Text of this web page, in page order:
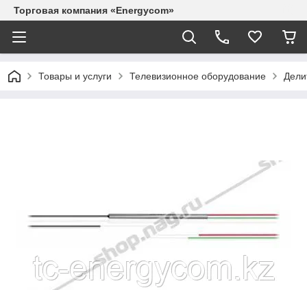
Торговая компания «Energycom»
Товары и услуги Телевизионное оборудование